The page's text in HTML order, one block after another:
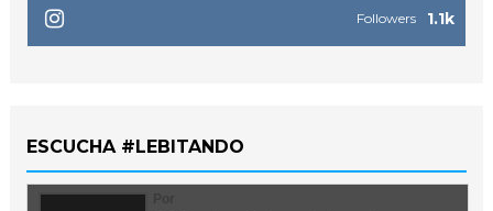
1.1k
Followers
ESCUCHA #LEBITANDO